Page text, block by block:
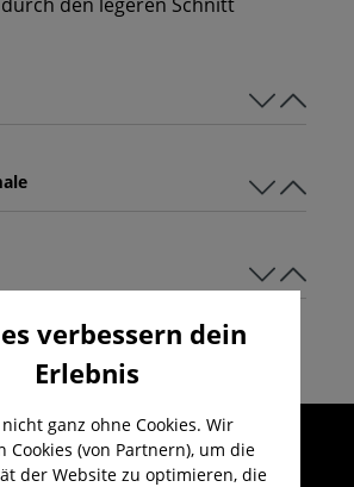
Kundenservice
Kauf auf Rechnung
verbessern dein
Erlebnis
ganz ohne Cookies. Wir
Cookies (von Partnern), um die
der Website zu optimieren, die